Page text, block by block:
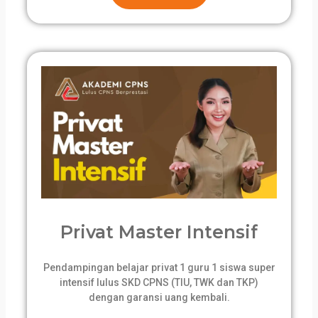
Privat Master Intensif
Pendampingan belajar privat 1 guru 1 siswa super
intensif lulus SKD CPNS (TIU, TWK dan TKP)
dengan garansi uang kembali.